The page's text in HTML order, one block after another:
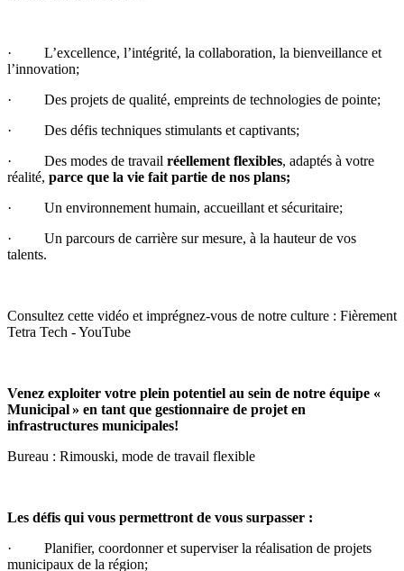
· L’excellence, l’intégrité, la collaboration, la bienveillance et
l’innovation;
· Des projets de qualité, empreints de technologies de pointe;
· Des défis techniques stimulants et captivants;
· Des modes de travail réellement flexibles, adaptés à votre
réalité, parce que la vie fait partie de nos plans;
· Un environnement humain, accueillant et sécuritaire;
· Un parcours de carrière sur mesure, à la hauteur de vos
talents.
Consultez cette vidéo et imprégnez-vous de notre culture : Fièrement
Tetra Tech - YouTube
Venez exploiter votre plein potentiel au sein de notre équipe «
Municipal» en tant que gestionnaire de projet en
infrastructures municipales!
Bureau : Rimouski, mode de travail flexible
Les défis qui vous permettront de vous surpasser :
· Planifier, coordonner et superviser la réalisation de projets
municipaux de la région;